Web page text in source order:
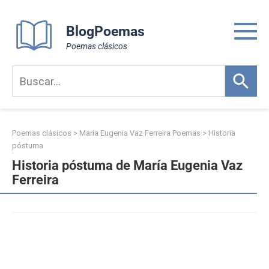
content
BlogPoemas
Poemas clásicos
Poemas clásicos > María Eugenia Vaz Ferreira Poemas > Historia
póstuma
Historia póstuma de María Eugenia Vaz
Ferreira